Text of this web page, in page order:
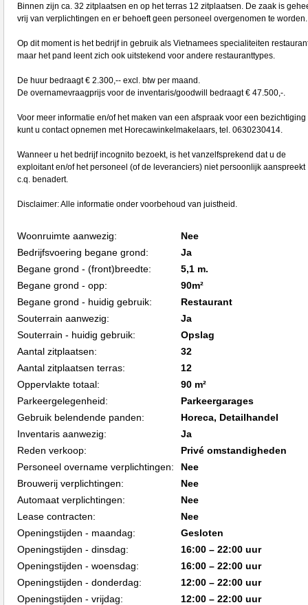
Binnen zijn ca. 32 zitplaatsen en op het terras 12 zitplaatsen. De zaak is
vrij van verplichtingen en er behoeft geen personeel overgenomen te worden.
Op dit moment is het bedrijf in gebruik als Vietnamees specialiteiten
maar het pand leent zich ook uitstekend voor andere restauranttypes.
De huur bedraagt € 2.300,-- excl. btw per maand.
De overnamevraagprijs voor de inventaris/goodwill bedraagt € 47.500,-.
Voor meer informatie en/of het maken van een afspraak voor een bezichtiging
kunt u contact opnemen met Horecawinkelmakelaars, tel. 0630230414.
Wanneer u het bedrijf incognito bezoekt, is het vanzelfsprekend dat u de
exploitant en/of het personeel (of de leveranciers) niet persoonlijk aanspreekt
c.q. benadert.
Disclaimer: Alle informatie onder voorbehoud van juistheid.
Woonruimte aanwezig:
Nee
Bedrijfsvoering begane grond:
Ja
Begane grond - (front)breedte:
5,1 m.
Begane grond - opp:
90m²
Begane grond - huidig gebruik:
Restaurant
Souterrain aanwezig:
Ja
Souterrain - huidig gebruik:
Opslag
Aantal zitplaatsen:
32
Aantal zitplaatsen terras:
12
Oppervlakte totaal:
90 m²
Parkeergelegenheid:
Parkeergarages
Gebruik belendende panden:
Horeca, Detailhandel
Inventaris aanwezig:
Ja
Reden verkoop:
Privé omstandigheden
Personeel overname verplichtingen:
Nee
Brouwerij verplichtingen:
Nee
Automaat verplichtingen:
Nee
Lease contracten:
Nee
Openingstijden - maandag:
Gesloten
Openingstijden - dinsdag:
16:00 – 22:00 uur
Openingstijden - woensdag:
16:00 – 22:00 uur
Openingstijden - donderdag:
12:00 – 22:00 uur
Openingstijden - vrijdag:
12:00 – 22:00 uur